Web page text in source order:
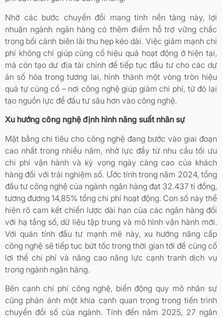
Nhờ các bước chuyển đổi mang tính nền tảng này, lợi
nhuận ngành ngân hàng có thêm điểm hỗ trợ vững chắc
trong bối cảnh biên lãi thu hẹp kéo dài. Việc giảm mạnh chi
phí không chỉ giúp củng cố hiệu quả hoạt động ở hiện tại,
mà còn tạo dư địa tài chính để tiếp tục đầu tư cho các dự
án số hóa trong tương lai, hình thành một vòng tròn hiệu
quả tự củng cố – nơi công nghệ giúp giảm chi phí, từ đó lại
tạo nguồn lực để đầu tư sâu hơn vào công nghệ.
Xu hướng công nghệ định hình năng suất nhân sự
Mặt bằng chi tiêu cho công nghệ đang bước vào giai đoạn
cao nhất trong nhiều năm, nhờ lực đẩy từ nhu cầu tối ưu
chi phí vận hành và kỳ vọng ngày càng cao của khách
hàng đối với trải nghiệm số. Ước tính trong năm 2024, tổng
đầu tư công nghệ của ngành ngân hàng đạt 32.437 tỉ đồng,
tương đương 14,85% tổng chi phí hoạt động. Con số này thể
hiện rõ cam kết chiến lược dài hạn của các ngân hàng đối
với hạ tầng số, dữ liệu tập trung và mô hình vận hành mới.
Với quán tính đầu tư mạnh mẽ này, xu hướng nâng cấp
công nghệ sẽ tiếp tục bứt tốc trong thời gian tới để củng cố
lợi thế chi phí và nâng cao năng lực cạnh tranh dịch vụ
trong ngành ngân hàng.
Bên cạnh chi phí công nghệ, biến động quy mô nhân sự
cũng phản ánh một khía cạnh quan trọng trong tiến trình
chuyển đổi số của ngành. Tính đến năm 2025, 27 ngân